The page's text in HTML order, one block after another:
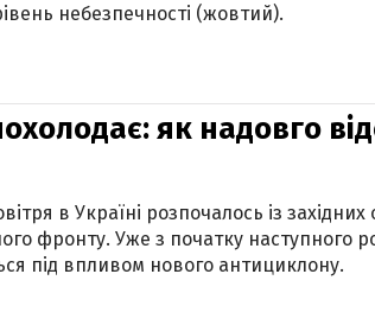
небезпечності (жовтий).
як надовго
в Україні розпочалось із західних
фронту. Уже з початку наступного
під впливом нового антициклону.